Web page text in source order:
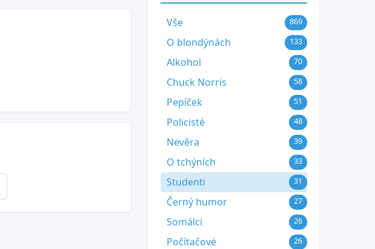
Vše 869
O blondýnách 133
Alkohol 70
Chuck Norris 58
Pepíček 51
Policisté 48
Nevěra 39
O tchýních 33
Studenti 31
Černý humor 27
Somálci 26
Počítačové 26